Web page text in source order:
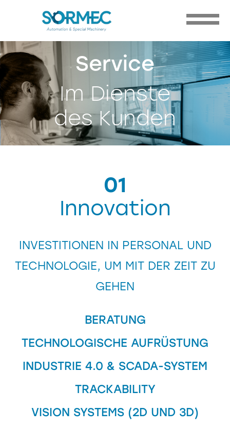
Service
Im Dienste
des Kunden
01
Innovation
INVESTITIONEN IN PERSONAL UND
TECHNOLOGIE, UM MIT DER ZEIT ZU
GEHEN
BERATUNG
TECHNOLOGISCHE AUFRÜSTUNG
INDUSTRIE 4.0 & SCADA-SYSTEM
TRACKABILITY
VISION SYSTEMS (2D UND 3D)